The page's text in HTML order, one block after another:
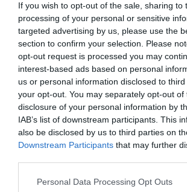
If you wish to opt-out of the sale, sharing to
processing of your personal or sensitive
targeted advertising by us, please use the
section to confirm your selection. Please
opt-out request is processed you may
interest-based ads based on personal
us or personal information disclosed to
your opt-out. You may separately opt-out of
disclosure of your personal information by
IAB’s list of downstream participants. This
also be disclosed by us to third parties on
Downstream Participants that may further
Please note that this website/app uses one
Personal Data Processing Opt Outs
Ziegler Adrienn
2020. Szeptember 27.
Kedvenc pizzeriám
nem csalódtam az
2020. Június 11.
családi összejövetel
unokahugom tálakat
rántott
friss és finom volt